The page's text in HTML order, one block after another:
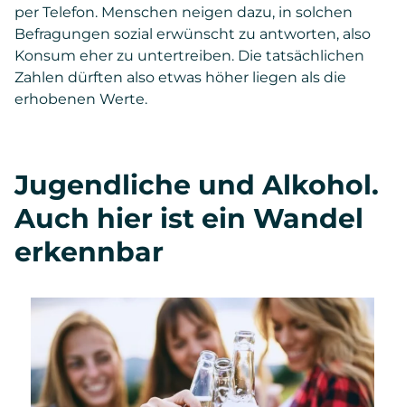
per Telefon. Menschen neigen dazu, in solchen
Befragungen sozial erwünscht zu antworten, also
Konsum eher zu untertreiben. Die tatsächlichen
Zahlen dürften also etwas höher liegen als die
erhobenen Werte.
Jugendliche und Alkohol.
Auch hier ist ein Wandel
erkennbar